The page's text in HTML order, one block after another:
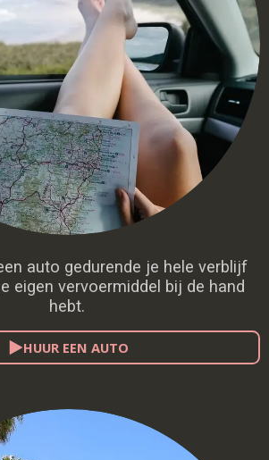
auto gedurende je hele verblijf
eigen vervoermiddel bij de hand
hebt.
HUUR EEN AUTO